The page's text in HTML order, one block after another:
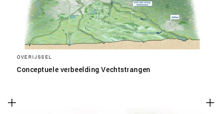
OVERIJSSEL
Conceptuele verbeelding Vechtstrangen